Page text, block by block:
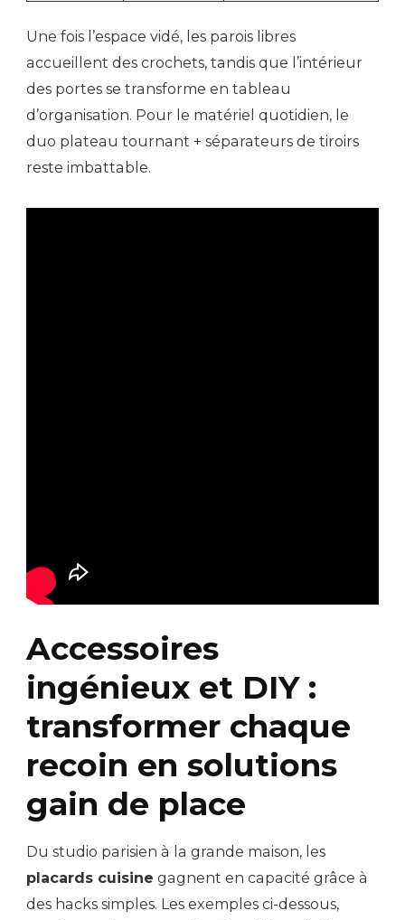
Une fois l’espace vidé, les parois libres
accueillent des crochets, tandis que l’intérieur
des portes se transforme en tableau
d’organisation. Pour le matériel quotidien, le
duo plateau tournant + séparateurs de tiroirs
reste imbattable.
Accessoires
ingénieux et DIY :
transformer chaque
recoin en solutions
gain de place
Du studio parisien à la grande maison, les
placards cuisine gagnent en capacité grâce à
des hacks simples. Les exemples ci-dessous,